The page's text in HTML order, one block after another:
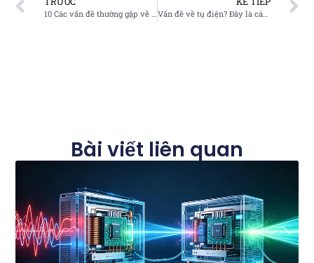
Vấn đề về tụ điện? Đây là cách Bộ lọc sóng hài chủ động và Bộ tạo Var tĩnh cung cấp giải pháp tốt hơn
Bài viết liên quan